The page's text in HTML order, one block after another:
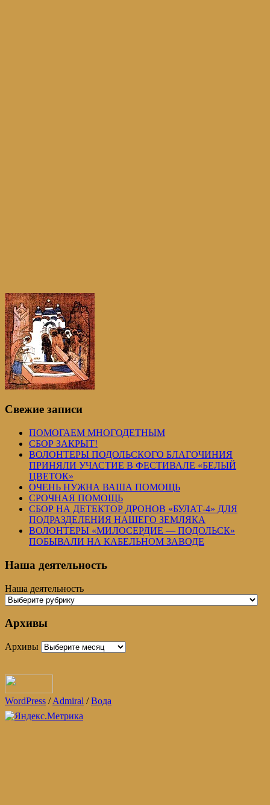
Свежие записи
ПОМОГАЕМ МНОГОДЕТНЫМ
СБОР ЗАКРЫТ!
ВОЛОНТЕРЫ ПОДОЛЬСКОГО БЛАГОЧИНИЯ
ПРИНЯЛИ УЧАСТИЕ В ФЕСТИВАЛЕ «БЕЛЫЙ
ЦВЕТОК»
ОЧЕНЬ НУЖНА ВАША ПОМОЩЬ
СРОЧНАЯ ПОМОЩЬ
СБОР НА ДЕТЕКТОР ДРОНОВ «БУЛАТ-4» ДЛЯ
ПОДРАЗДЕЛЕНИЯ НАШЕГО ЗЕМЛЯКА
ВОЛОНТЕРЫ «МИЛОСЕРДИЕ — ПОДОЛЬСК»
ПОБЫВАЛИ НА КАБЕЛЬНОМ ЗАВОДЕ
Наша деятельность
Наша деятельность
Архивы
Архивы
WordPress /Admiral /Вода